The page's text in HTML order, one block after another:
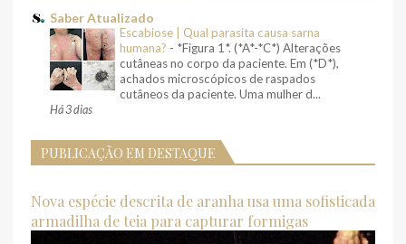
Saber Atualizado
Escabiose | Qual parasita causa sarna
humana? - *Figura 1*. (*A*-*C*) Alterações
cutâneas no corpo da paciente. Em (*D*),
achados microscópicos de raspados
cutâneos da paciente. Uma mulher d...
Há 3 dias
PUBLICAÇÃO EM DESTAQUE
Nova espécie descrita de aranha usa uma sofisticada
armadilha de teia para capturar formigas